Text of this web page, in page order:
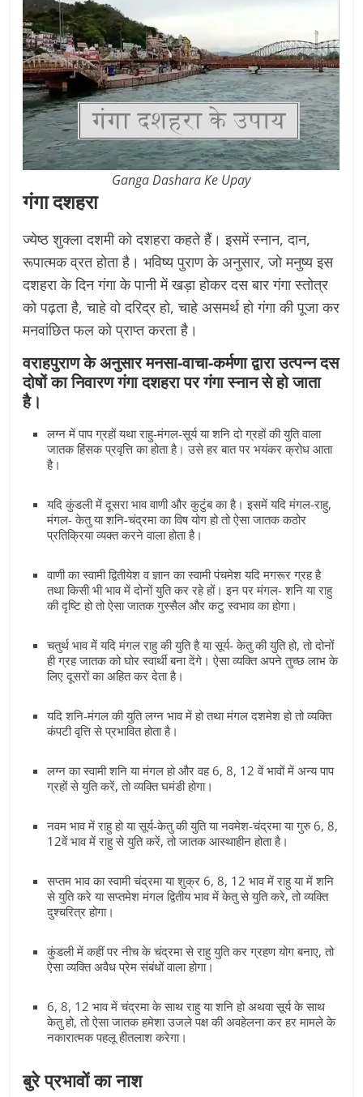
Ganga Dashara Ke Upay
गंगा दशहरा
ज्येष्ठ शुक्ला दशमी को दशहरा कहते हैं। इसमें स्नान, दान,
रूपात्मक व्रत होता है। भविष्य पुराण के अनुसार, जो मनुष्य इस
दशहरा के दिन गंगा के पानी में खड़ा होकर दस बार गंगा स्तोत्र
को पढ़ता है, चाहे वो दरिद्र हो, चाहे असमर्थ हो गंगा की पूजा कर
मनवांछित फल को प्राप्त करता है।
वराहपुराण के अनुसार मनसा-वाचा-कर्मणा द्वारा उत्पन्न दस
दोषों का निवारण गंगा दशहरा पर गंगा स्नान से हो जाता
है।
लग्न में पाप ग्रहों यथा राहु-मंगल-सूर्य या शनि दो ग्रहों की युति वाला
जातक हिंसक प्रवृत्ति का होता है। उसे हर बात पर भयंकर क्रोध आता
है।
यदि कुंडली में दूसरा भाव वाणी और कुटुंब का है। इसमें यदि मंगल-राहु,
मंगल- केतु या शनि-चंद्रमा का विष योग हो तो ऐसा जातक कठोर
प्रतिक्रिया व्यक्त करने वाला होता है।
वाणी का स्वामी द्वितीयेश व ज्ञान का स्वामी पंचमेश यदि मगरूर ग्रह है
तथा किसी भी भाव में दोनों युति कर रहे हों। इन पर मंगल- शनि या राहु
की दृष्टि हो तो ऐसा जातक गुस्सैल और कटु स्वभाव का होगा।
चतुर्थ भाव में यदि मंगल राहु की युति है या सूर्य- केतु की युति हो, तो दोनों
ही ग्रह जातक को घोर स्वार्थी बना देंगे। ऐसा व्यक्ति अपने तुच्छ लाभ के
लिए दूसरों का अहित कर देता है।
यदि शनि-मंगल की युति लग्न भाव में हो तथा मंगल दशमेश हो तो व्यक्ति
कंपटी वृत्ति से प्रभावित होता है।
लग्न का स्वामी शनि या मंगल हो और वह 6, 8, 12 वें भावों में अन्य पाप
ग्रहों से युति करें, तो व्यक्ति घमंडी होगा।
नवम भाव में राहु हो या सूर्य-केतु की युति या नवमेश-चंद्रमा या गुरु 6, 8,
12वें भाव में राहु से युति करें, तो जातक आस्थाहीन होता है।
सप्तम भाव का स्वामी चंद्रमा या शुक्र 6, 8, 12 भाव में राहु या में शनि
से युति करे या सप्तमेश मंगल द्वितीय भाव में केतु से युति करे, तो व्यक्ति
दुश्चरित्र होगा।
कुंडली में कहीं पर नीच के चंद्रमा से राहु युति कर ग्रहण योग बनाए, तो
ऐसा व्यक्ति अवैध प्रेम संबंधों वाला होगा।
6, 8, 12 भाव में चंद्रमा के साथ राहु या शनि हो अथवा सूर्य के साथ
केतु हो, तो ऐसा जातक हमेशा उजले पक्ष की अवहेलना कर हर मामले के
नकारात्मक पहलू हीतलाश करेगा।
बुरे प्रभावों का नाश